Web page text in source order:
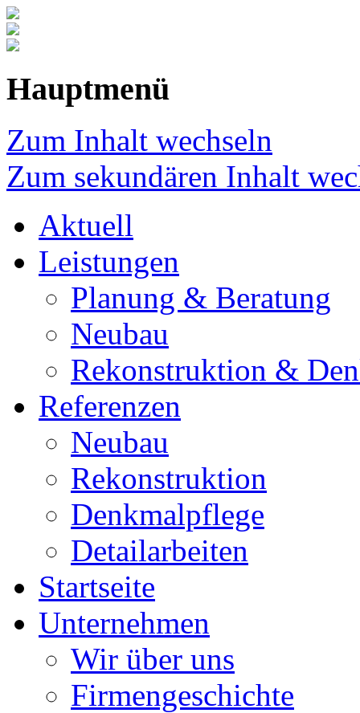
Hauptmenü
Zum Inhalt wechseln
Zum sekundären Inhalt
Aktuell
Leistungen
Planung & Beratung
Neubau
Rekonstruktion &
Referenzen
Neubau
Rekonstruktion
Denkmalpflege
Detailarbeiten
Startseite
Unternehmen
Wir über uns
Firmengeschichte